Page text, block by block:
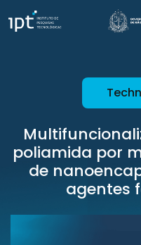
poliamida por
de
agentes